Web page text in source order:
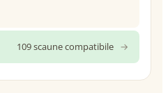
109 scaune compatibile →